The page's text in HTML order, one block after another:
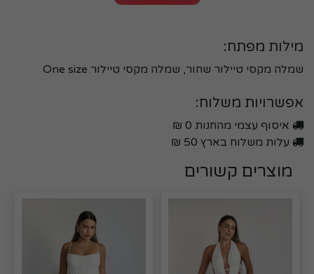
מילות מפתח:
שמלה מקסי טיילור שחור, שמלה מקסי טיילור One size
אפשרויות משלוח:
איסוף עצמי מהחנות 0 ₪
עלות משלוח בארץ 50 ₪
מוצרים קשורים